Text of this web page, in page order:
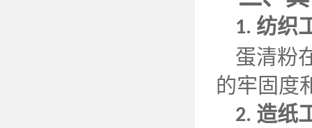
1. 纺织
蛋清粉
的牢固度
2. 造纸